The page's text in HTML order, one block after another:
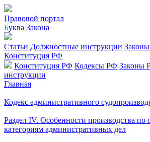
Правовой портал
Буква Закона
Статьи Должностные инструкции
Конституция РФ
Конституция РФ Кодексы РФ Законы
инструкции
Главная
Кодекс административного
Раздел IV. Особенности производства по
категориям административных дел